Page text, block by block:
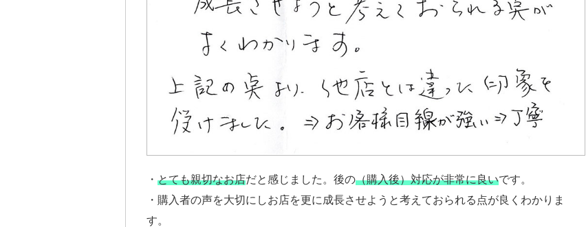
・ とても親切なお店だと感じました。後の（購入後）対応が非常に良いです。
・購入者の声を大切にしお店を更に成長させようと考えておられる点が良くわかりま
す。